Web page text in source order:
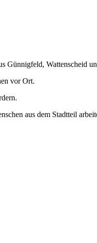
Günnigfeld, Wattenscheid
vor Ort.
aus dem Stadtteil